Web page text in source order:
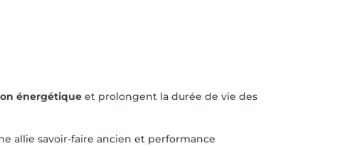
énergétique et prolongent la durée de vie des
allie savoir-faire ancien et performance